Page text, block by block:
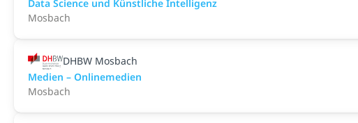
Data Science und Künstliche Intelligenz
Mosbach
DHBW Mosbach
Medien – Onlinemedien
Mosbach